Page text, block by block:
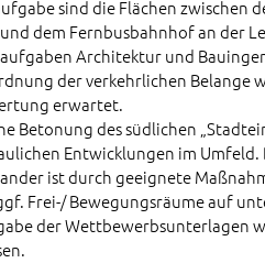
sind die Flächen zwischen
dem Fernbusbahnhof an der
Architektur und
der verkehrlichen
erwartet.
Betonung des südlichen
Entwicklungen im
ist durch geeignete
Frei-/ Bewegungsräume auf
der Wettbewerbsunterlagen